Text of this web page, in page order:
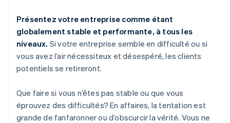
Présentez votre entreprise comme étant
globalement stable et performante, à tous les
niveaux. Si votre entreprise semble en difficulté ou si
vous avez l’air nécessiteux et désespéré, les clients
potentiels se retireront.
Que faire si vous n’êtes pas stable ou que vous
éprouvez des difficultés? En affaires, la tentation est
grande de fanfaronner ou d’obscurcir la vérité. Vous ne